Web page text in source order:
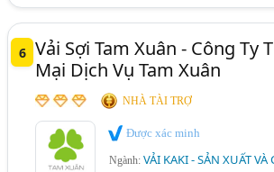
6 Vải Sợi Tam Xuân - Công Ty
Mại Dịch Vụ Tam Xuân
NHÀ TÀI TRỢ
Được xác minh
Ngành:VẢI KAKI - SẢN XUẤT VÀ